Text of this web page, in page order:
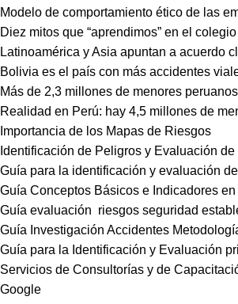
Modelo de comportamiento ético de las
Diez mitos que “aprendimos” en el colegio
Latinoamérica y Asia apuntan a acuerdo
Bolivia es el país con más accidentes
Más de 2,3 millones de menores
Realidad en Perú: hay 4,5 millones de
Importancia de los Mapas de Riesgos
Identificación de Peligros y Evaluación
Guía para la identificación y evaluación
Guía Conceptos Básicos e Indicadores
Guía evaluación riesgos seguridad
Guía Investigación Accidentes
Guía para la Identificación y Evaluación
Servicios de Consultorías y de
Google